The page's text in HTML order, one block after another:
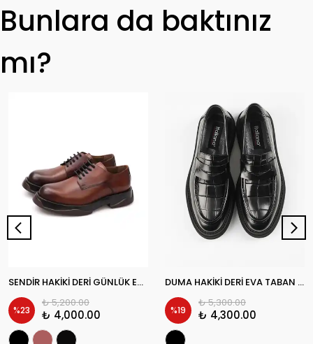
Bunlara da baktınız
mı?
SENDİR HAKİKİ DERİ GÜNLÜK ERKEK KLASİK AYAKKABI
%23
₺ 5,200.00
₺ 4,000.00
DUMA HAKİKİ DERİ EVA TABAN GÜNLÜK ERKEK KLASİK AYAKKABI
%19
₺ 5,300.00
₺ 4,300.00